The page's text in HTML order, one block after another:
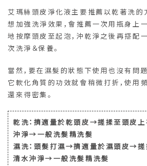
艾瑪絲頭皮淨化液主要推薦以乾著洗的
想加強洗淨效果，會推薦一次用瓶身上
地按摩頭皮至起泡，沖乾淨之後再搭配
次洗淨＆保養。
當然，要在濕髮的狀態下使用也沒有問
它軟化角質的功效就會稍微打折，使用
還來得密集。
乾洗：擠適量於乾頭皮→搓揉至頭皮
沖淨→一般洗髮精洗髮
濕洗：頭髮打濕→擠適量於濕頭皮→
清水沖淨→一般洗髮精洗髮